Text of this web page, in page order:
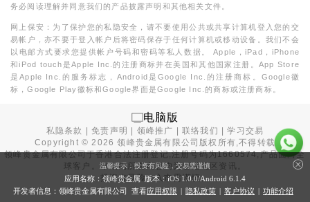
务必阅读理解并同意我们的产品披露声明和其他相关文件。
网上保安：为了保护您的私隐安全，请不要使用公共或共享计算机登入您的交
易帐户，亦不要于登入帐户后将密码保存于任何计算机或移动设备。我们不会
以电邮方式要求您提供帐户号码和密码等私人数据。 Apple，iPad，iPhone
和iPod touch是Apple Inc.的注册商标并在美国和其他国家注册。App Store
是Apple Inc.的服务标志，Android是Google Inc.的注册商标。Google徽
标，Google Play徽标和Google界面是Google Inc.的商标或注册商标。
电脑版
私隐条款 |免责声明 领峰推广 |联络我们 |学习交易
Copyright ©2026 领峰贵金属有限公司版权所有,不得转载
领峰贵金属有限公司于香港合法注册登记,注册号码为1660574,产品面向全
球客户。本站内所有内容均为香港地区资讯。
投资有风险，入市需谨慎。
温馨提示：投资有风险，交易需谨慎
应用名称：领峰贵金属 版本：iOS 1.0.0/Android 6.1.4
开发者信息：领峰贵金属有限公司 查看应用权限 | 隐私政策 | 客户协议 | 功能介绍